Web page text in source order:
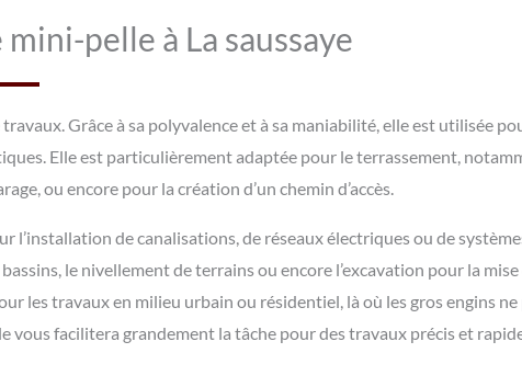
pelle à La saussaye
Grâce à sa polyvalence et à sa maniabilité, elle est utilisée
Elle est particulièrement adaptée pour le terrassement,
ou encore pour la création d’un chemin d’accès.
l’installation de canalisations, de réseaux électriques ou de
le nivellement de terrains ou encore l’excavation pour la mise
les travaux en milieu urbain ou résidentiel, là où les gros engins
facilitera grandement la tâche pour des travaux précis et